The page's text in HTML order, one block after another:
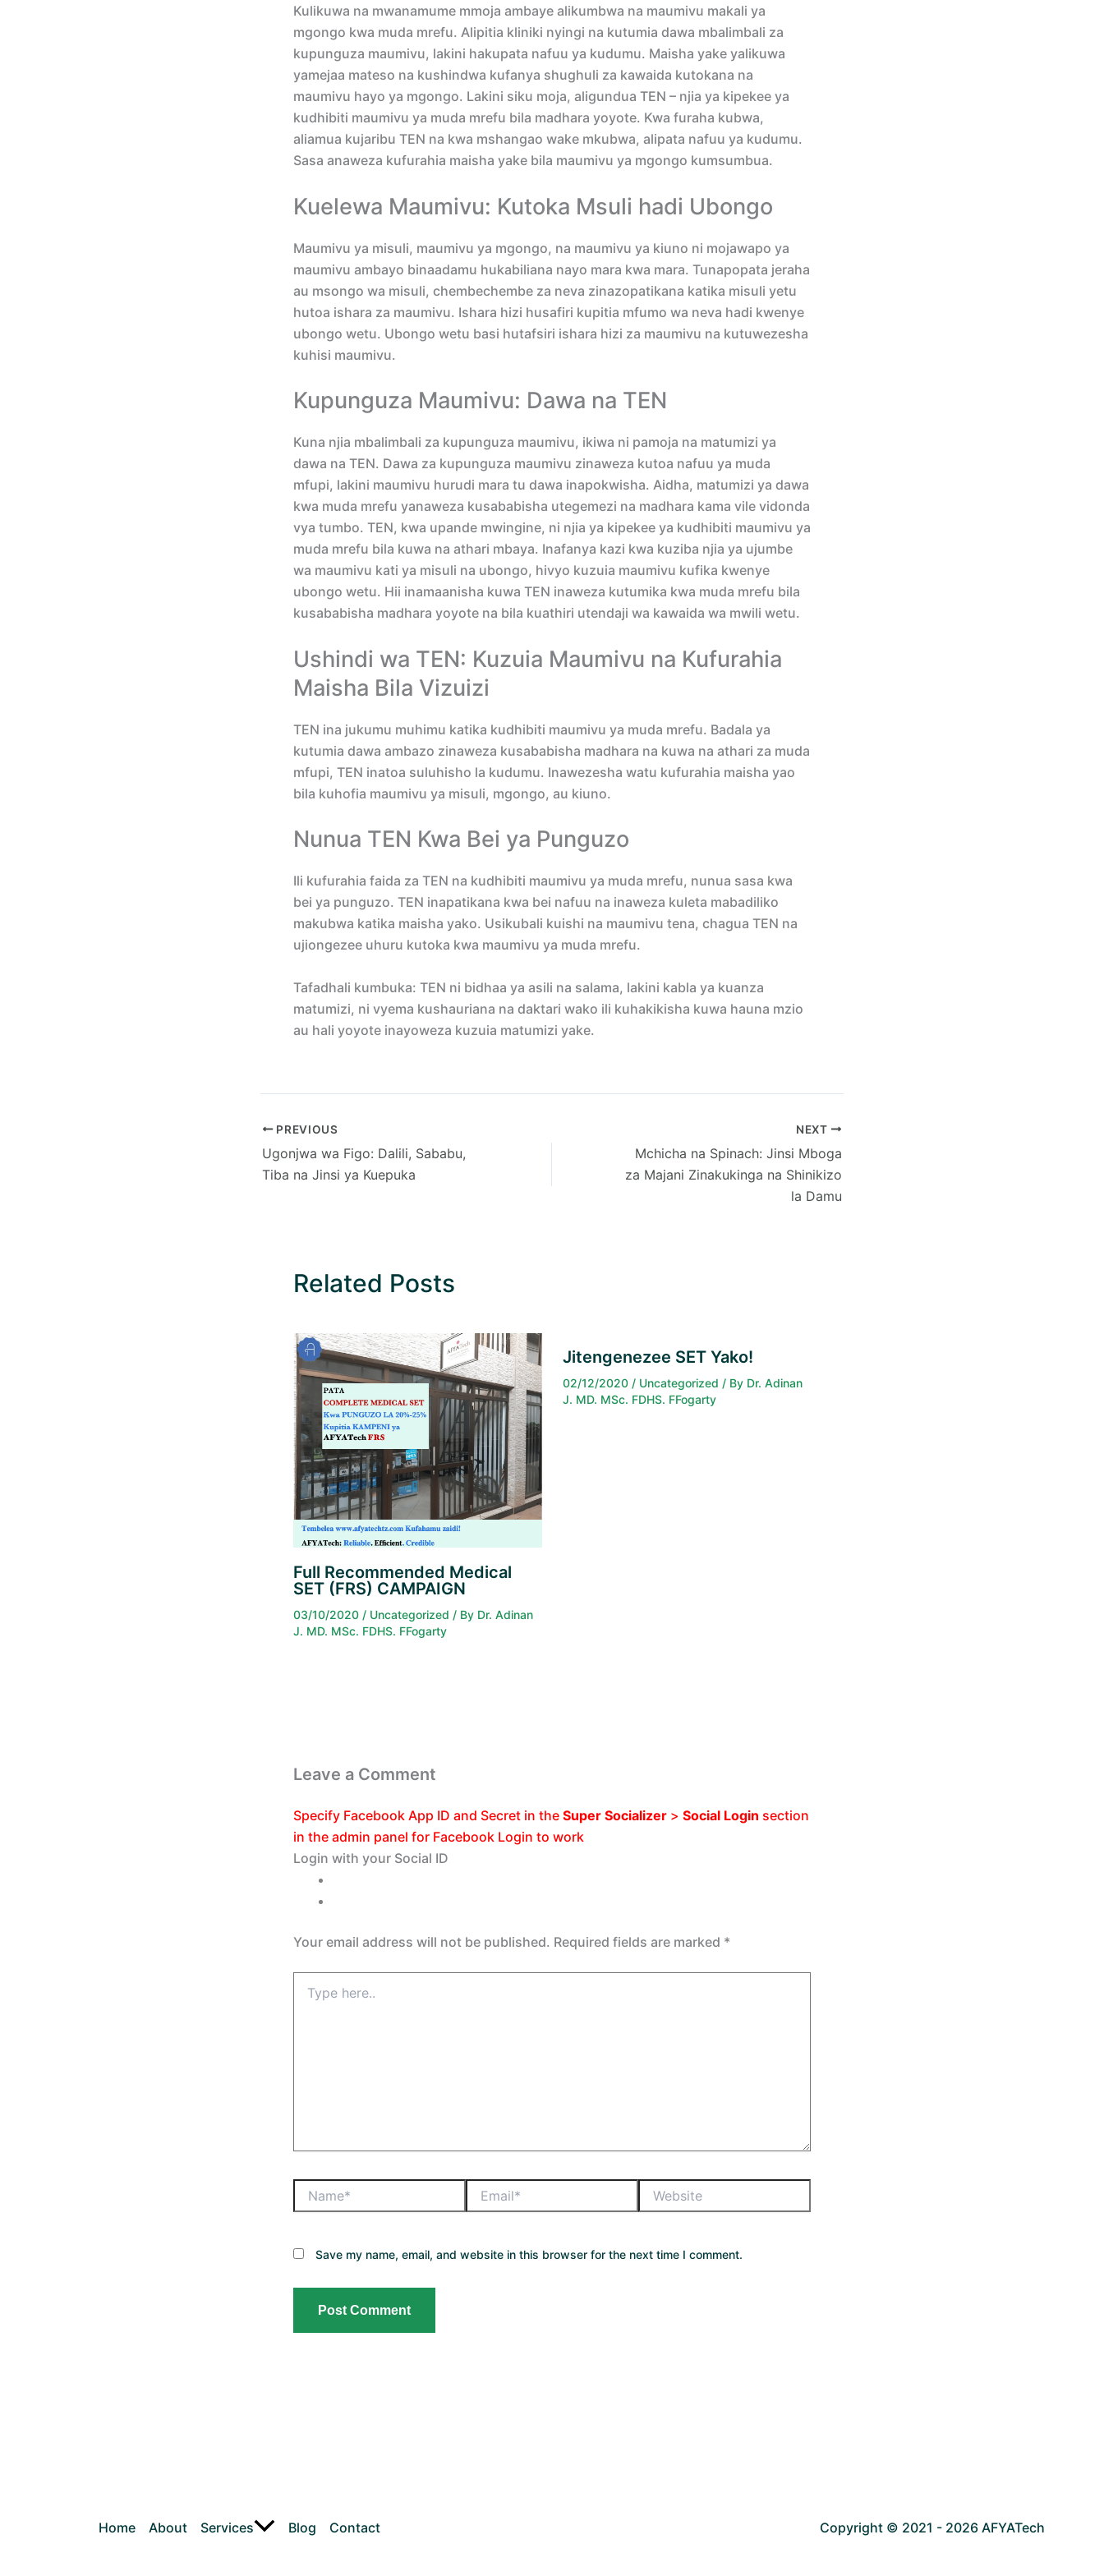
Kulikuwa na mwanamume mmoja ambaye alikumbwa na maumivu makali ya
mgongo kwa muda mrefu. Alipitia kliniki nyingi na kutumia dawa mbalimbali za
kupunguza maumivu, lakini hakupata nafuu ya kudumu. Maisha yake yalikuwa
yamejaa mateso na kushindwa kufanya shughuli za kawaida kutokana na
maumivu hayo ya mgongo. Lakini siku moja, aligundua TEN – njia ya kipekee ya
kudhibiti maumivu ya muda mrefu bila madhara yoyote. Kwa furaha kubwa,
aliamua kujaribu TEN na kwa mshangao wake mkubwa, alipata nafuu ya kudumu.
Sasa anaweza kufurahia maisha yake bila maumivu ya mgongo kumsumbua.
Kuelewa Maumivu: Kutoka Msuli hadi Ubongo
Maumivu ya misuli, maumivu ya mgongo, na maumivu ya kiuno ni mojawapo ya
maumivu ambayo binaadamu hukabiliana nayo mara kwa mara. Tunapopata jeraha
au msongo wa misuli, chembechembe za neva zinazopatikana katika misuli yetu
hutoa ishara za maumivu. Ishara hizi husafiri kupitia mfumo wa neva hadi kwenye
ubongo wetu. Ubongo wetu basi hutafsiri ishara hizi za maumivu na kutuwezesha
kuhisi maumivu.
Kupunguza Maumivu: Dawa na TEN
Kuna njia mbalimbali za kupunguza maumivu, ikiwa ni pamoja na matumizi ya
dawa na TEN. Dawa za kupunguza maumivu zinaweza kutoa nafuu ya muda
mfupi, lakini maumivu hurudi mara tu dawa inapokwisha. Aidha, matumizi ya dawa
kwa muda mrefu yanaweza kusababisha utegemezi na madhara kama vile vidonda
vya tumbo. TEN, kwa upande mwingine, ni njia ya kipekee ya kudhibiti maumivu ya
muda mrefu bila kuwa na athari mbaya. Inafanya kazi kwa kuziba njia ya ujumbe
wa maumivu kati ya misuli na ubongo, hivyo kuzuia maumivu kufika kwenye
ubongo wetu. Hii inamaanisha kuwa TEN inaweza kutumika kwa muda mrefu bila
kusababisha madhara yoyote na bila kuathiri utendaji wa kawaida wa mwili wetu.
Ushindi wa TEN: Kuzuia Maumivu na Kufurahia
Maisha Bila Vizuizi
TEN ina jukumu muhimu katika kudhibiti maumivu ya muda mrefu. Badala ya
kutumia dawa ambazo zinaweza kusababisha madhara na kuwa na athari za muda
mfupi, TEN inatoa suluhisho la kudumu. Inawezesha watu kufurahia maisha yao
bila kuhofia maumivu ya misuli, mgongo, au kiuno.
Nunua TEN Kwa Bei ya Punguzo
Ili kufurahia faida za TEN na kudhibiti maumivu ya muda mrefu, nunua sasa kwa
bei ya punguzo. TEN inapatikana kwa bei nafuu na inaweza kuleta mabadiliko
makubwa katika maisha yako. Usikubali kuishi na maumivu tena, chagua TEN na
ujiongezee uhuru kutoka kwa maumivu ya muda mrefu.
Tafadhali kumbuka: TEN ni bidhaa ya asili na salama, lakini kabla ya kuanza
matumizi, ni vyema kushauriana na daktari wako ili kuhakikisha kuwa hauna mzio
au hali yoyote inayoweza kuzuia matumizi yake.
PREVIOUS
Ugonjwa wa Figo: Dalili, Sababu,
Tiba na Jinsi ya Kuepuka
NEXT
Mchicha na Spinach: Jinsi Mboga
za Majani Zinakukinga na Shinikizo
la Damu
Related Posts
Full Recommended Medical
SET (FRS) CAMPAIGN
03/10/2020 / Uncategorized / By Dr. Adinan
J. MD. MSc. FDHS. FFogarty
Jitengenezee SET Yako!
02/12/2020 / Uncategorized / By Dr. Adinan
J. MD. MSc. FDHS. FFogarty
Leave a Comment
Specify Facebook App ID and Secret in the Super Socializer > Social Login section
in the admin panel for Facebook Login to work
Login with your Social ID
Your email address will not be published. Required fields are marked *
Save my name, email, and website in this browser for the next time I comment.
Home About Services Blog Contact Copyright © 2021 - 2026 AFYATech